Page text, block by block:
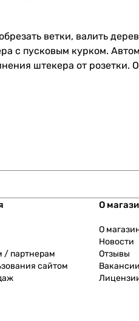
ветки, валить
с пусковым курком.
штекера от розетки.
/ партнерам
сайтом
О
О
Новости
Отзывы
Вакансии